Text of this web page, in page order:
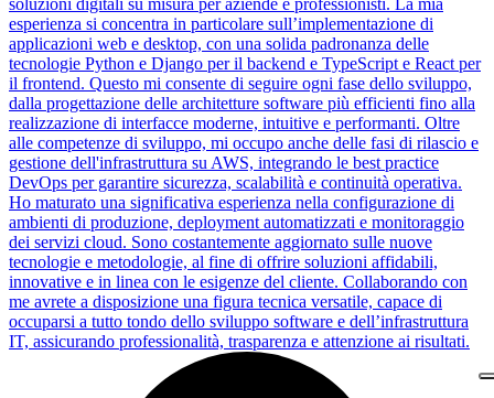
esperienza si concentra in particolare sull’implementazione di
applicazioni web e desktop, con una solida padronanza delle
tecnologie Python e Django per il backend e TypeScript e React per
il frontend. Questo mi consente di seguire ogni fase dello sviluppo,
dalla progettazione delle architetture software più efficienti fino alla
realizzazione di interfacce moderne, intuitive e performanti. Oltre
alle competenze di sviluppo, mi occupo anche delle fasi di rilascio e
gestione dell'infrastruttura su AWS, integrando le best practice
DevOps per garantire sicurezza, scalabilità e continuità operativa.
Ho maturato una significativa esperienza nella configurazione di
ambienti di produzione, deployment automatizzati e monitoraggio
dei servizi cloud. Sono costantemente aggiornato sulle nuove
tecnologie e metodologie, al fine di offrire soluzioni affidabili,
innovative e in linea con le esigenze del cliente. Collaborando con
me avrete a disposizione una figura tecnica versatile, capace di
occuparsi a tutto tondo dello sviluppo software e dell’infrastruttura
IT, assicurando professionalità, trasparenza e attenzione ai risultati.